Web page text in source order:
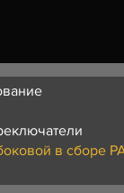
в сборе